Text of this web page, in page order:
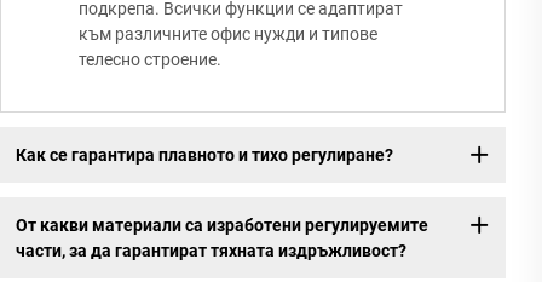
подкрепа. Всички функции се адаптират
към различните офис нужди и типове
телесно строение.
Как се гарантира плавното и тихо регулиране?
От какви материали са изработени регулируемите
части, за да гарантират тяхната издръжливост?